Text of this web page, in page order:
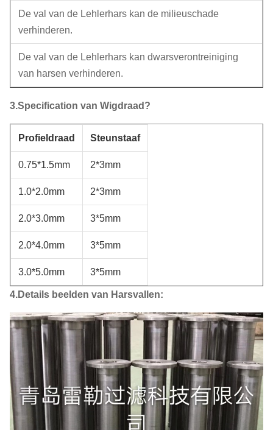
De val van de Lehlerhars kan de milieuschade
verhinderen.
De val van de Lehlerhars kan dwarsverontreiniging
van harsen verhinderen.
3.Specification van Wigdraad?
Profieldraad Steunstaaf
0.75*1.5mm 2*3mm
1.0*2.0mm 2*3mm
2.0*3.0mm 3*5mm
2.0*4.0mm 3*5mm
3.0*5.0mm 3*5mm
4.Details beelden van Harsvallen: